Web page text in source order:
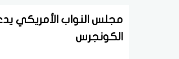
مجلس النواب الأمريكي
الكونجرس